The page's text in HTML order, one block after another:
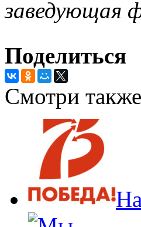
заведующая
Поделиться
Смотри